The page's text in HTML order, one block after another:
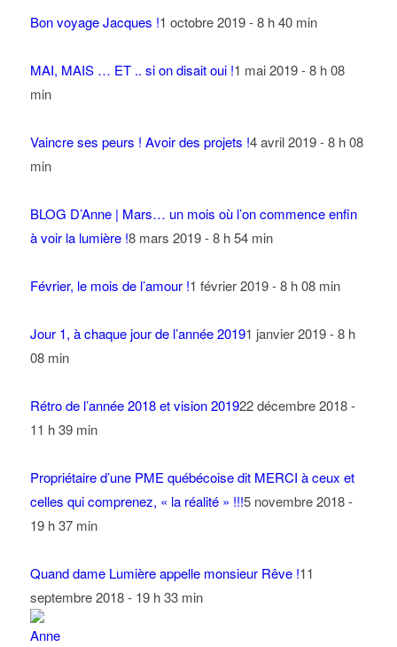
Bon voyage Jacques !1 octobre 2019 - 8 h 40 min
MAI, MAIS … ET .. si on disait oui !1 mai 2019 - 8 h 08
min
Vaincre ses peurs ! Avoir des projets !4 avril 2019 - 8 h 08
min
BLOG D’Anne | Mars… un mois où l’on commence enfin
à voir la lumière !8 mars 2019 - 8 h 54 min
Février, le mois de l’amour !1 février 2019 - 8 h 08 min
Jour 1, à chaque jour de l’année 20191 janvier 2019 - 8 h
08 min
Rétro de l’année 2018 et vision 201922 décembre 2018 -
11 h 39 min
Propriétaire d’une PME québécoise dit MERCI à ceux et
celles qui comprenez, « la réalité » !!!5 novembre 2018 -
19 h 37 min
Quand dame Lumière appelle monsieur Rêve !11
septembre 2018 - 19 h 33 min